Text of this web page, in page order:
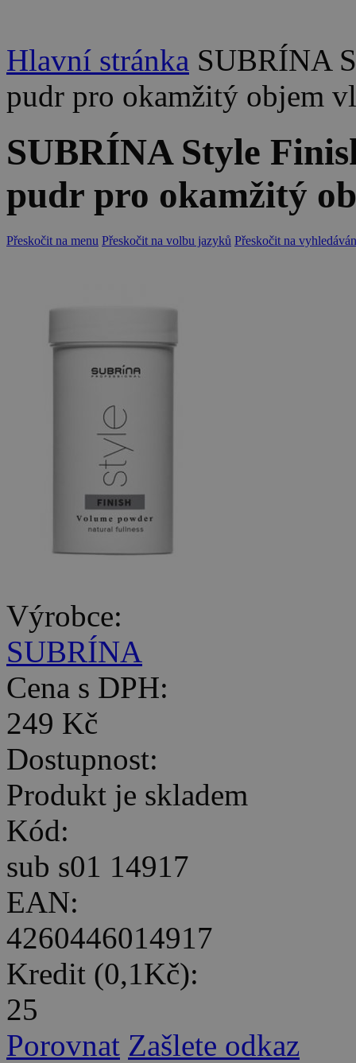
Hlavní stránka SUBRÍNA
pudr pro okamžitý objem
SUBRÍNA Style
pudr pro okamžitý
Přeskočit na menu Přeskočit na volbu jazyků Přeskočit na
Výrobce:
SUBRÍNA
Cena s DPH:
249 Kč
Dostupnost:
Produkt je skladem
Kód:
sub s01 14917
EAN:
4260446014917
Kredit (0,1Kč):
25
Porovnat Zašlete odkaz